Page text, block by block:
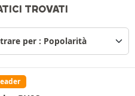
TROVATI